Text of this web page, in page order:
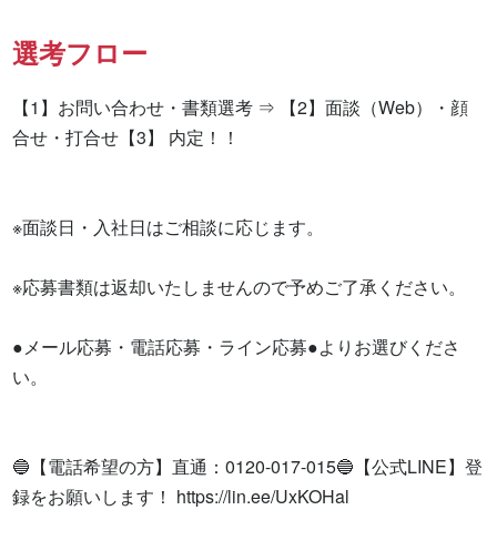
選考フロー
【1】お問い合わせ・書類選考 ⇒ 【2】面談（Web）・顔
合せ・打合せ【3】 内定！！
※面談日・入社日はご相談に応じます。
※応募書類は返却いたしませんので予めご了承ください。
●メール応募・電話応募・ライン応募●よりお選びくださ
い。
🔵【電話希望の方】直通：0120-017-015🔵【公式LINE】登
録をお願いします！ https://lin.ee/UxKOHal